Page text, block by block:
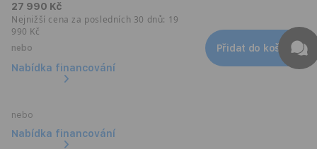
27 990 Kč
Nejnižší cena za posledních 30 dnů: 19
990 Kč
nebo
Nabídka financování
Přidat do košíku
nebo
Nabídka financování